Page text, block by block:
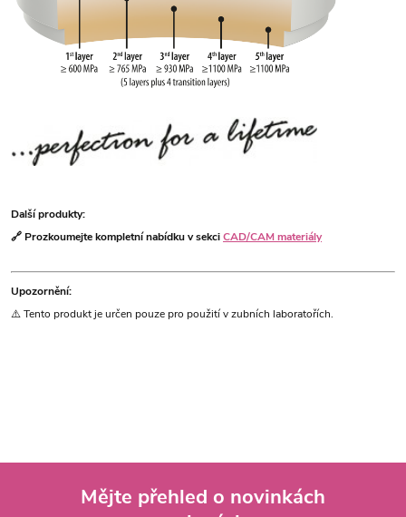
Další produkty:
🔗 Prozkoumejte kompletní nabídku v sekciCAD/CAM materiály
Upozornění:
⚠️ Tento produkt je určen pouze pro použití v zubních laboratořích.
Mějte přehled o novinkách